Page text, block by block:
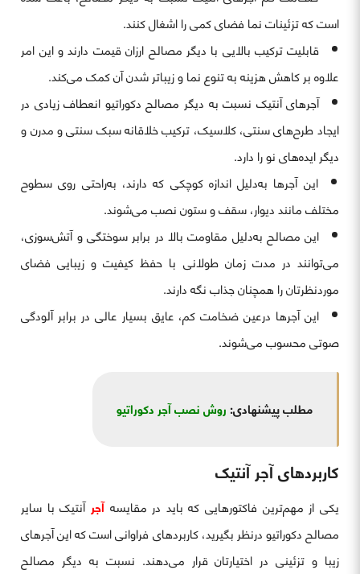
است که تزئینات نما فضای کمی را اشغال کنند.
قابلیت ترکیب بالایی با دیگر مصالح ارزان قیمت دارند و این امر
علاوه بر کاهش هزینه به تنوع نما و زیباتر شدن آن کمک می‌کند.
آجرهای آنتیک نسبت به دیگر مصالح دکوراتیو انعطاف زیادی در
ایجاد طرح‌های سنتی، کلاسیک، ترکیب خلاقانه سبک سنتی و مدرن و
دیگر ایده‌های نو را دارد.
این آجرها به‌دلیل اندازه کوچکی که دارند، به‌راحتی روی سطوح
مختلف مانند دیوار، سقف و ستون نصب می‌شوند.
این مصالح به‌دلیل مقاومت بالا در برابر سوختگی و آتش‌سوزی،
می‌توانند در مدت زمان طولانی با حفظ کیفیت و زیبایی فضای
موردنظرتان را همچنان جذاب نگه دارند.
این آجرها درعین ضخامت کم، عایق بسیار عالی در برابر آلودگی
صوتی محسوب می‌شوند.
مطلب پیشنهادی:روش نصب آجر دکوراتیو
کاربردهای آجر آنتیک
یکی از مهم‌ترین فاکتورهایی که باید در مقایسهآجرآنتیک با سایر
مصالح دکوراتیو درنظر بگیرید، کاربردهای فراوانی است که این آجرهای
زیبا و تزئینی در اختیارتان قرار می‌دهند. نسبت به دیگر مصالح